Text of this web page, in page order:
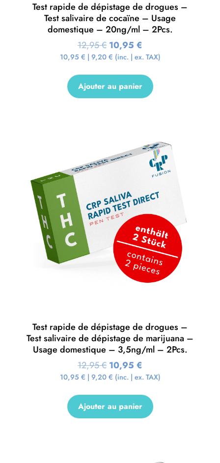
Test rapide de dépistage de drogues –
Test salivaire de cocaïne – Usage
domestique – 20ng/ml – 2Pcs.
12,95€ 10,95 €
10,95 € | 9,20 € (inc. | ex. TAX)
Ajouter au panier
Test rapide de dépistage de drogues –
Test salivaire de dépistage de marijuana –
Usage domestique – 3,5ng/ml – 2Pcs.
12,95€ 10,95 €
10,95 € | 9,20 € (inc. | ex. TAX)
Ajouter au panier